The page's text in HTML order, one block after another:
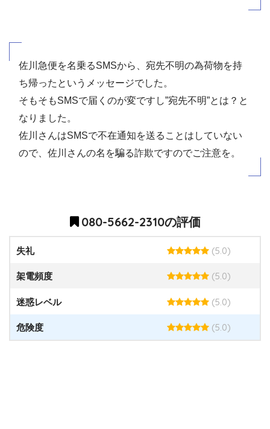
佐川急便を名乗るSMSから、宛先不明の為荷物を持
ち帰ったというメッセージでした。
そもそもSMSで届くのが変ですし”宛先不明”とは？と
なりました。
佐川さんはSMSで不在通知を送ることはしていない
ので、佐川さんの名を騙る詐欺ですのでご注意を。
080-5662-2310の評価
失礼 (5.0)
架電頻度 (5.0)
迷惑レベル (5.0)
危険度 (5.0)